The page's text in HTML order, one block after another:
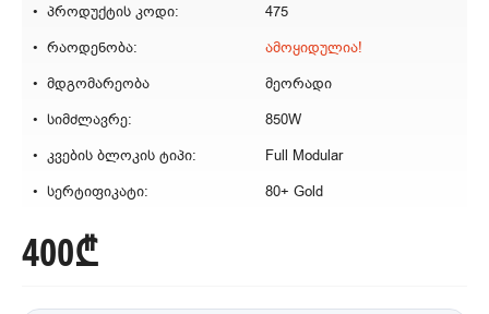
პროდუქტის კოდი:
475
რაოდენობა:
ამოყიდულია!
მდგომარეობა
მეორადი
სიმძლავრე:
850W
კვების ბლოკის ტიპი:
Full Modular
სერტიფიკატი:
80+ Gold
400₾